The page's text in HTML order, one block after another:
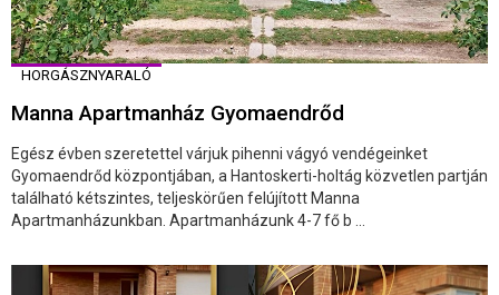
HORGÁSZNYARALÓ
Manna Apartmanház Gyomaendrőd
Egész évben szeretettel várjuk pihenni vágyó vendégeinket
Gyomaendrőd központjában, a Hantoskerti-holtág közvetlen partján
található kétszintes, teljeskörűen felújított Manna
Apartmanházunkban. Apartmanházunk 4-7 fő b ...